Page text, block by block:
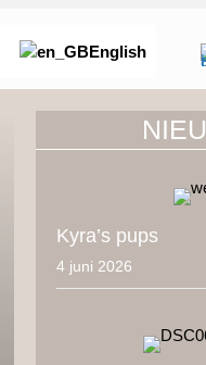
English
Kyra’s pups
4 juni 2026